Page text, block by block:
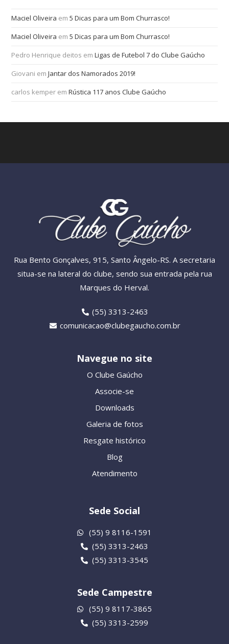
Maciel Oliveira em5 Dicas para um Bom Churrasco!
Maciel Oliveira em5 Dicas para um Bom Churrasco!
Pedro Henrique deitos emLigas de Futebol 7 do Clube Gaúcho
Giovani emJantar dos Namorados 2019!
carlos kemper emRústica 117 anos Clube Gaúcho
Rua Bento Gonçalves, 915, Santo Ângelo-RS. A secretaria
situa-se na lateral do clube, sendo sua entrada pela rua
Marques do Herval.
(55) 3313-2463
comunicacao@clubegaucho.com.br
Navegue no site
O Clube Gaúcho
Associe-se
Downloads
Galeria de fotos
Resgate histórico
Blog
Atendimento
Sede Social
(55) 9 8116-1591
(55) 3313-2463
(55) 3313-3545
Sede Campestre
(55) 9 8117-3865
(55) 3313-2599